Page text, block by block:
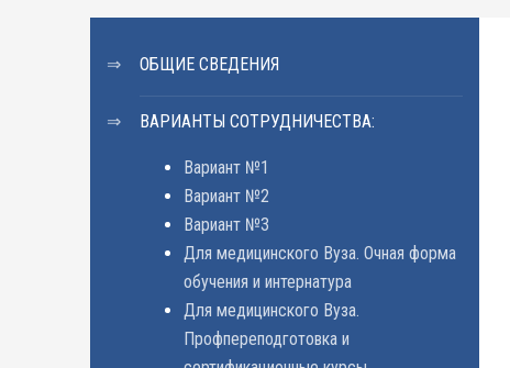
ОБЩИЕ СВЕДЕНИЯ
ВАРИАНТЫ СОТРУДНИЧЕСТВА:
Вариант №1
Вариант №2
Вариант №3
Для медицинского Вуза. Очная форма
обучения и интернатура
Для медицинского Вуза.
Профпереподготовка и